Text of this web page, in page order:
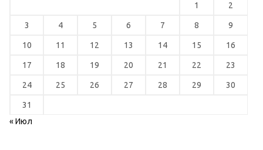
1 2
3 4 5 6 7 8 9
10 11 12 13 14 15 16
17 18 19 20 21 22 23
24 25 26 27 28 29 30
31
« Июл